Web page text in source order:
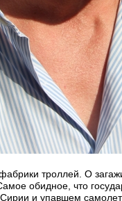
троллей. О
обидное, что
и упавшем